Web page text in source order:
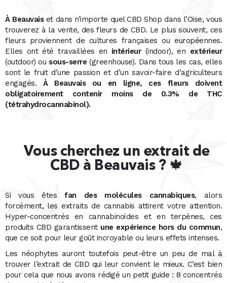
À Beauvaiset dans n’importe quel CBD Shop dans l’Oise, vous
trouverez à la vente, des fleurs de CBD. Le plus souvent, ces
fleurs proviennent de cultures françaises ou européennes.
Elles ont été travaillées en intérieur(indoor), en extérieur
(outdoor) ou sous-serre (greenhouse). Dans tous les cas, elles
sont le fruit d’une passion et d’un savoir-faire d’agriculteurs
engagés. À Beauvais ou en ligne, ces fleurs doivent
obligatoirement contenir moins de 0.3% de THC
(tétrahydrocannabinol).
Vous cherchez un extrait de
CBD à Beauvais ? 🍁
Si vous êtes fan des molécules cannabiques, alors
forcément, les extraits de cannabis attirent votre attention.
Hyper-concentrés en cannabinoïdes et en terpènes, ces
produits CBD garantissent une expérience hors du commun,
que ce soit pour leur goût incroyable ou leurs effets intenses.
Les néophytes auront toutefois peut-être un peu de mal à
trouver l’extrait de CBD qui leur convient le mieux. C’est bien
pour cela que nous avons rédigé un petit guide : 8 concentrés